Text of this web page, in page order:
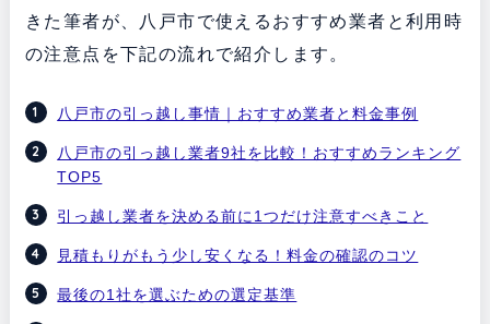
きた筆者が、八戸市で使えるおすすめ業者と利用時
の注意点を下記の流れで紹介します。
八戸市の引っ越し事情｜おすすめ業者と料金事例
八戸市の引っ越し業者9社を比較！おすすめランキング
TOP5
引っ越し業者を決める前に1つだけ注意すべきこと
見積もりがもう少し安くなる！料金の確認のコツ
最後の1社を選ぶための選定基準